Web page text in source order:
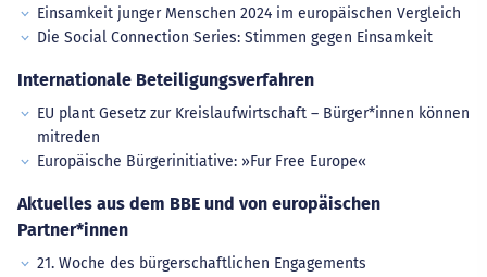
Einsamkeit junger Menschen 2024 im europäischen Vergleich
Die Social Connection Series: Stimmen gegen Einsamkeit
Internationale Beteiligungsverfahren
EU plant Gesetz zur Kreislaufwirtschaft – Bürger*innen können
mitreden
Europäische Bürgerinitiative: »Fur Free Europe«
Aktuelles aus dem BBE und von europäischen
Partner*innen
21. Woche des bürgerschaftlichen Engagements